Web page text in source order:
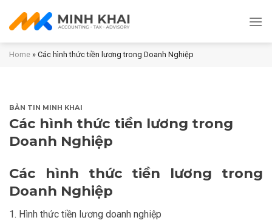
Home » Các hình thức tiền lương trong Doanh Nghiệp
BẢN TIN MINH KHAI
Các hình thức tiền lương trong
Doanh Nghiệp
Các hình thức tiền lương trong
Doanh Nghiệp
1. Hình thức tiền lương doanh nghiệp